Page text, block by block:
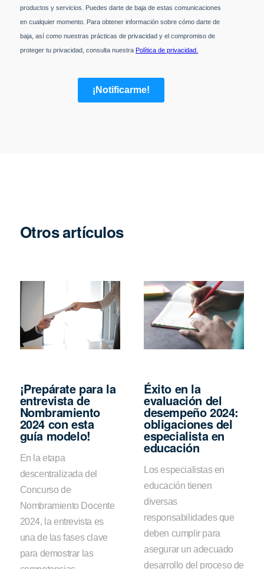
Otros artículos
¡Prepárate para la
entrevista de
Nombramiento
2024 con esta
guía modelo!
En la etapa
descentralizada del
Concurso de
Nombramiento Docente
2024, la entrevista es
una de las fases clave
para demostrar las
Éxito en la
evaluación del
desempeño 2024:
obligaciones del
especialista en
educación
Los especialistas en
educación tienen
diversas
responsabilidades que
deben cumplir para
asegurar un adecuado
desarrollo del proceso de